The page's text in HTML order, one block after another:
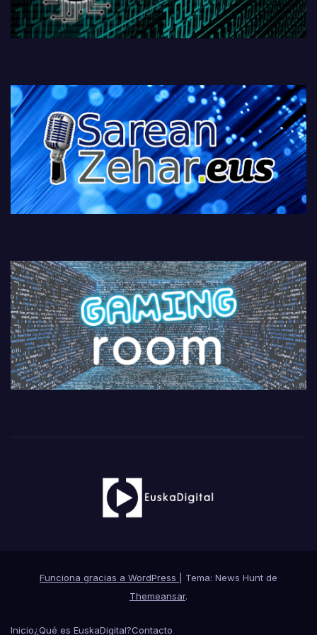
Funciona gracias a WordPress
Tema: News Hunt de
Themeansar.
Inicio¿Qué es EuskaDigital?Contacto